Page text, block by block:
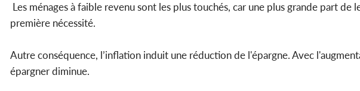
Les ménages à faible revenu sont les plus touchés, car une plus grande part
première nécessité.
Autre conséquence, l’inflation induit une réduction de l'épargne. Avec
épargner diminue.